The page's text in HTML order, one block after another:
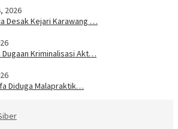
2026
Desak Kejari Karawang …
Dugaan Kriminalisasi Akt…
Diduga Malapraktik…